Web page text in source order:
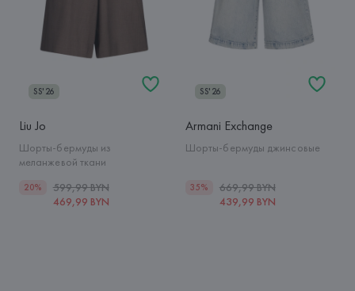
SS'26
Liu Jo
Шорты-бермуды из
меланжевой ткани
20%
599,99 BYN
469,99 BYN
SS'26
Armani Exchange
Шорты-бермуды джинсовые
35%
669,99 BYN
439,99 BYN